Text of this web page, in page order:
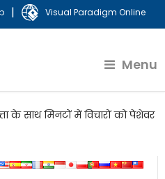
| Visual Paradigm Online
Menu
के साथ मिनटों में विचारों को पेशेवर